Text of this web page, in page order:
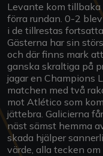
Levante kom
förra rundan. 0-2
i de tillrestas
Gästerna har sin
och där finns mark
ganska skraltiga på
jagar en Champions
matchen med två
mot Atlético som
jättebra. Galicierna
näst sämst hemma
skada hjälper
värde, alla tecken